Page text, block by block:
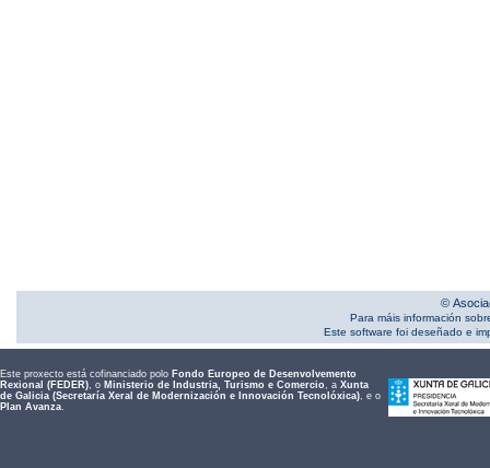
©
Para máis información
Este software foi deseñado e
Este proxecto está cofinanciado polo Fondo Europeo de Desenvolvemento
Rexional (FEDER), o Ministerio de Industria, Turismo e Comercio, a Xunta
de Galicia (Secretaría Xeral de Modernización e Innovación Tecnolóxica), e o
Plan Avanza.